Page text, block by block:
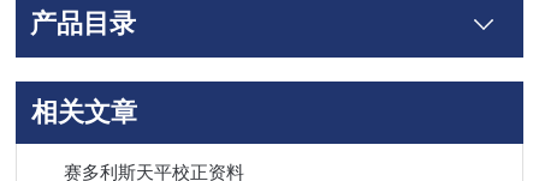
产品目录
相关文章
赛多利斯天平校正资料